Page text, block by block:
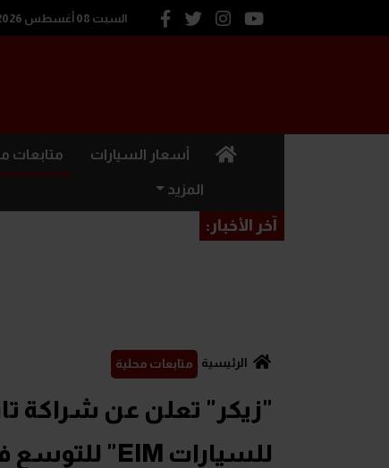
السبت 08 أغسطس 2026
(current) أسعار السيارات متابعات
المزيد
آخر الأخبار:
الرئيسية متابعات محلية
"زيكر" تعلن عن شراكة
للسيارات EIM" للتوسع في مصر